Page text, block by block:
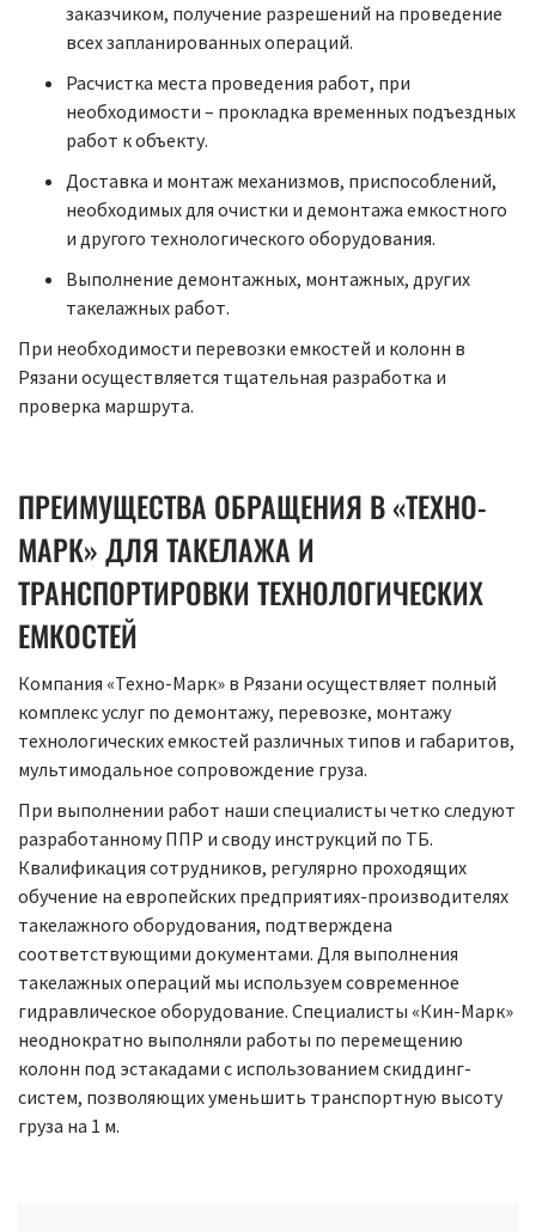
заказчиком, получение разрешений на проведение
всех запланированных операций.
Расчистка места проведения работ, при
необходимости – прокладка временных подъездных
работ к объекту.
Доставка и монтаж механизмов, приспособлений,
необходимых для очистки и демонтажа емкостного
и другого технологического оборудования.
Выполнение демонтажных, монтажных, других
такелажных работ.
При необходимости перевозки емкостей и колонн в
Рязани осуществляется тщательная разработка и
проверка маршрута.
ПРЕИМУЩЕСТВА ОБРАЩЕНИЯ В «ТЕХНО-
МАРК» ДЛЯ ТАКЕЛАЖА И
ТРАНСПОРТИРОВКИ ТЕХНОЛОГИЧЕСКИХ
ЕМКОСТЕЙ
Компания «Техно-Марк» в Рязани осуществляет полный
комплекс услуг по демонтажу, перевозке, монтажу
технологических емкостей различных типов и габаритов,
мультимодальное сопровождение груза.
При выполнении работ наши специалисты четко следуют
разработанному ППР и своду инструкций по ТБ.
Квалификация сотрудников, регулярно проходящих
обучение на европейских предприятиях-производителях
такелажного оборудования, подтверждена
соответствующими документами. Для выполнения
такелажных операций мы используем современное
гидравлическое оборудование. Специалисты «Кин-Марк»
неоднократно выполняли работы по перемещению
колонн под эстакадами с использованием скиддинг-
систем, позволяющих уменьшить транспортную высоту
груза на 1 м.